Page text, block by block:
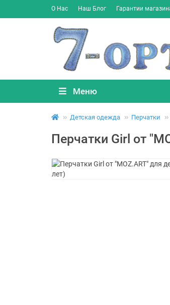
О Нас Наш Блог Гарантии
Меню
Детская одежда Перчатки
Перчатки Girl от